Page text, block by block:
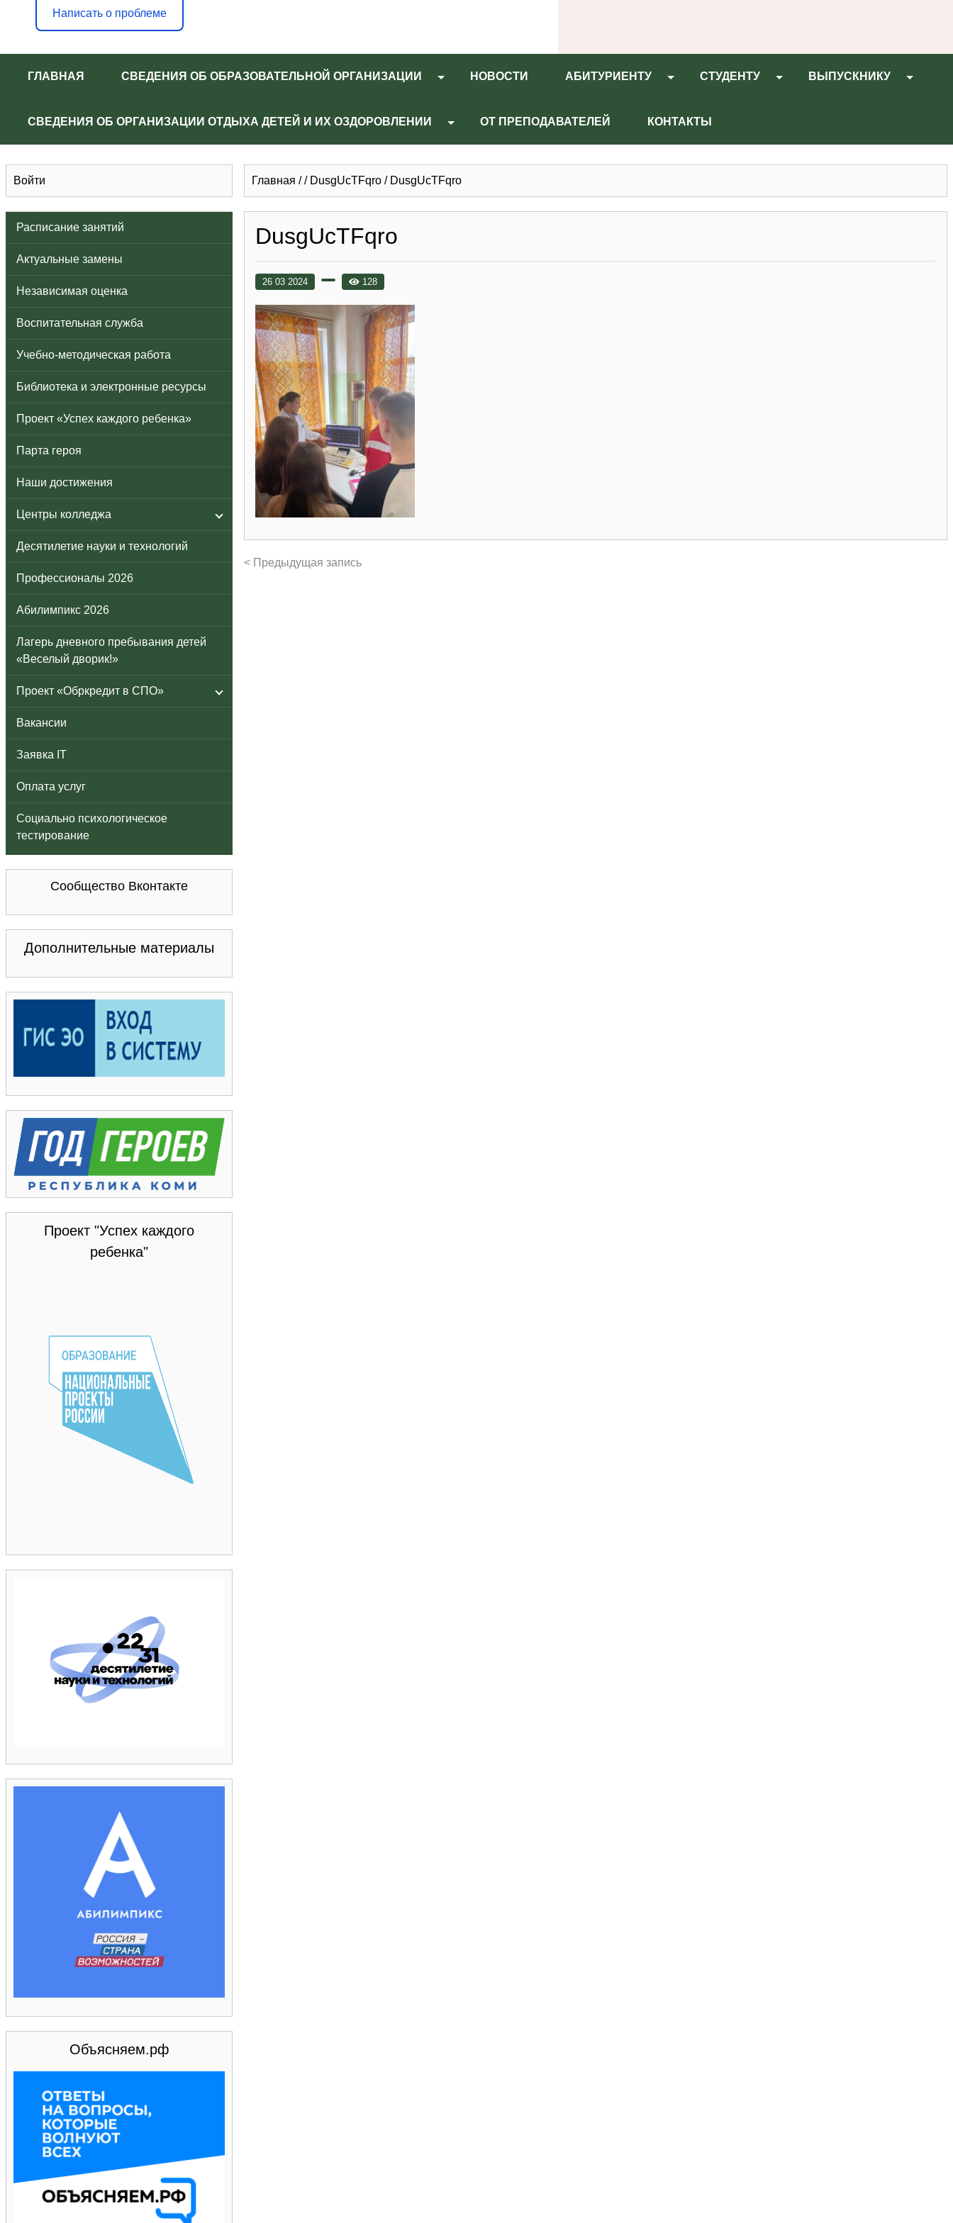
Написать о проблеме
ГЛАВНАЯ СВЕДЕНИЯ ОБ ОБРАЗОВАТЕЛЬНОЙ ОРГАНИЗАЦИИ НОВОСТИ АБИТУРИЕНТУ СТУДЕНТУ ВЫПУСКНИКУ
СВЕДЕНИЯ ОБ ОРГАНИЗАЦИИ ОТДЫХА ДЕТЕЙ И ИХ ОЗДОРОВЛЕНИИ ОТ ПРЕПОДАВАТЕЛЕЙ КОНТАКТЫ
Войти
Расписание занятий
Актуальные замены
Независимая оценка
Воспитательная служба
Учебно-методическая работа
Библиотека и электронные ресурсы
Проект «Успех каждого ребенка»
Парта героя
Наши достижения
Центры колледжа
Десятилетие науки и технологий
Профессионалы 2026
Абилимпикс 2026
Лагерь дневного пребывания детей
«Веселый дворик!»
Проект «Обркредит в СПО»
Вакансии
Заявка IT
Оплата услуг
Социально психологическое
тестирование
Сообщество Вконтакте
Дополнительные материалы
Проект "Успех каждого
ребенка"
Объясняем.рф
Главная // DusgUcTFqro / DusgUcTFqro
DusgUcTFqro
26 03 2024 128
< Предыдущая запись